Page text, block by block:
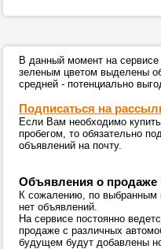
В данный момент на
зеленым цветом выделены
средней - потенциально
Подписаться на
Если Вам необходимо
пробегом, то обязательно
объявлений на почту.
Объявления о продаже
К сожалению, по выбранным
нет объявлений.
На сервисе постоянно
продаже с различных
будущем будут добавлены